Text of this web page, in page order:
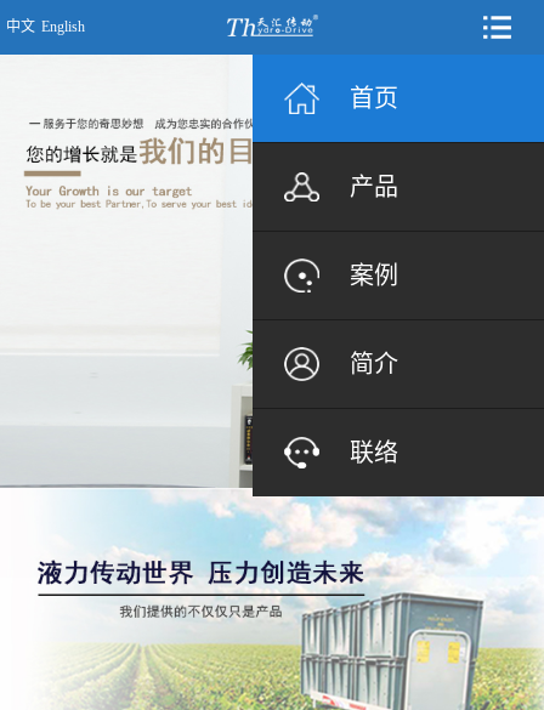
中文 English
首页
产品
案例
简介
联络